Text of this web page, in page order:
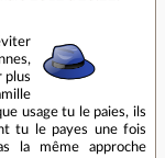
plus
usage tu le paies, ils
tu le payes une fois
la même approche